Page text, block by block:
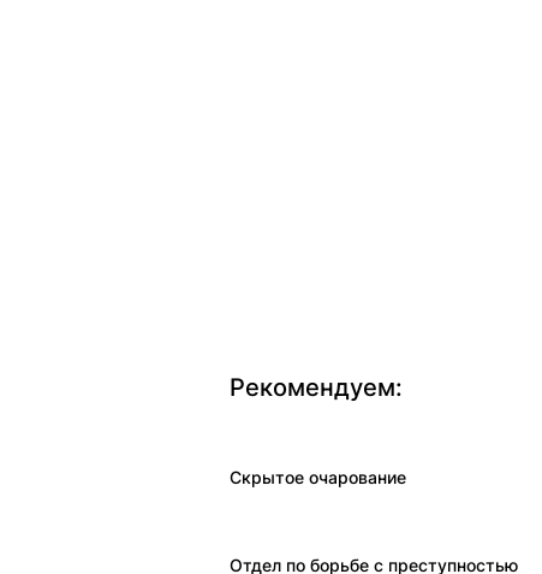
Рекомендуем:
Скрытое очарование
Отдел по борьбе с преступностью